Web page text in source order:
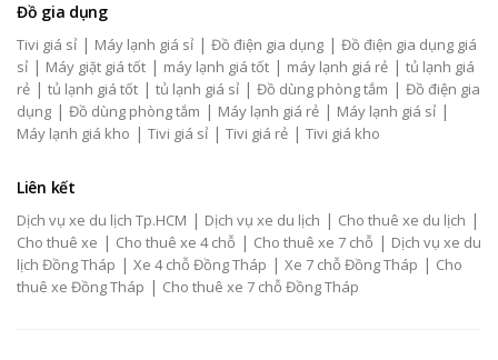
Đồ gia dụng
Tivi giá sỉ | Máy lạnh giá sỉ | Đồ điện gia dụng | Đồ điện gia dụng giá
sỉ | Máy giặt giá tốt | máy lạnh giá tốt | máy lạnh giá rẻ | tủ lạnh giá
rẻ | tủ lạnh giá tốt | tủ lạnh giá sỉ | Đồ dùng phòng tắm | Đồ điện gia
dụng | Đồ dùng phòng tắm | Máy lạnh giá rẻ | Máy lạnh giá sỉ |
Máy lạnh giá kho | Tivi giá sỉ | Tivi giá rẻ | Tivi giá kho
Liên kết
Dịch vụ xe du lịch Tp.HCM | Dịch vụ xe du lịch | Cho thuê xe du lịch |
Cho thuê xe | Cho thuê xe 4 chỗ | Cho thuê xe 7 chỗ | Dịch vụ xe du
lịch Đồng Tháp | Xe 4 chỗ Đồng Tháp | Xe 7 chỗ Đồng Tháp | Cho
thuê xe Đồng Tháp | Cho thuê xe 7 chỗ Đồng Tháp